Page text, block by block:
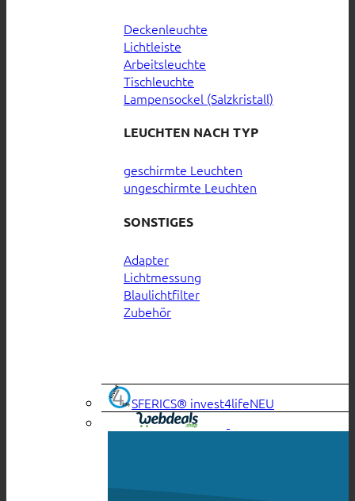
Deckenleuchte
Lichtleiste
Arbeitsleuchte
Tischleuchte
Lampensockel (Salzkristall)
LEUCHTEN NACH TYP
geschirmte Leuchten
ungeschirmte Leuchten
SONSTIGES
Adapter
Lichtmessung
Blaulichtfilter
Zubehör
SFERICS® invest4life